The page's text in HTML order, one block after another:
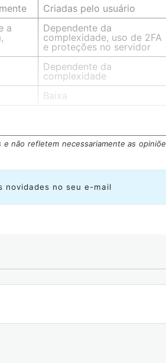
Criadas pelo usuário
a
Dependente da
complexidade, uso de 2FA
e proteções no servidor
Dependente da
complexidade
Baixa
não refletem necessariamente as
novidades no seu e-mail